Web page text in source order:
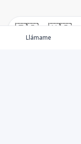
🇪🇸 🇺🇸
Llámame